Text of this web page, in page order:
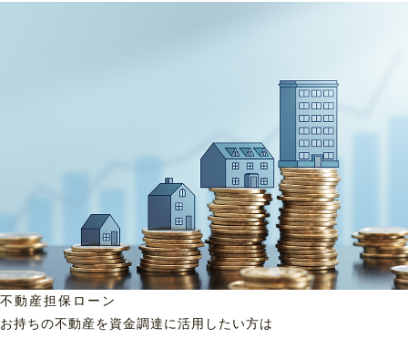
不動産担保ローン
お持ちの不動産を資金調達に活用したい方は